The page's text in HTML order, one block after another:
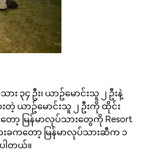
၃၄ ဦး၊ ယာဥ်မောင်းသူ ၂ ဦးနဲ့
းတဲ့ ယာဥ်မောင်းသူ ၂ ဦးကို ထိုင်း
ော့ မြန်မာလုပ်သားတွေကို Resort
ကတော့ မြန်မာလုပ်သားဆီက ၁
ါတယ်။